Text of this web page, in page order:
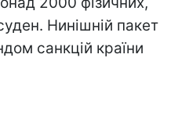
Нинішній пакет
санкцій країни